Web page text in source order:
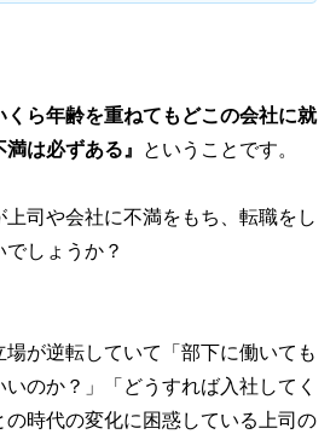
くら年齢を重ねてもどこの会社に就
は必ずある』 ということです。
司や会社に不満をもち、転職をし
しょうか？
が逆転していて「部下に働いても
のか？」「どうすれば入社してく
時代の変化に困惑している上司の